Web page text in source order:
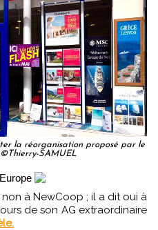
la réorganisation proposé par le
SAMUEL
de son AG extraordinaire